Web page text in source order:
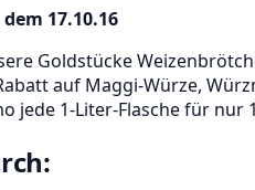
17.10.16
Goldstücke
auf Maggi-Würze,
jede 1-Liter-Flasche für nur